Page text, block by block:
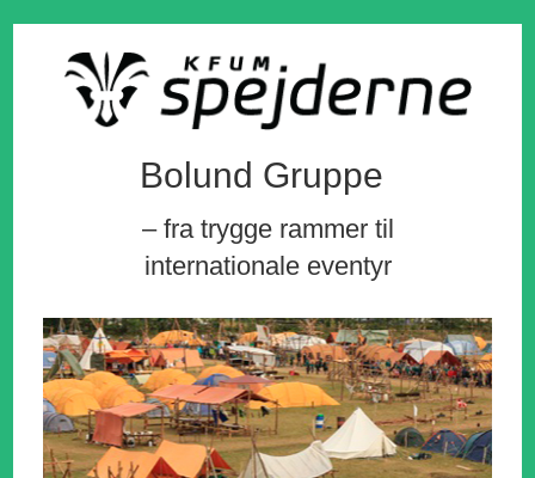
Bolund Gruppe
– fra trygge rammer til
internationale eventyr